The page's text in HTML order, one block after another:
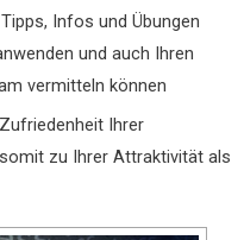
Infos und Übungen
und auch Ihren
vermitteln können
Ihrer
zu Ihrer Attraktivität als